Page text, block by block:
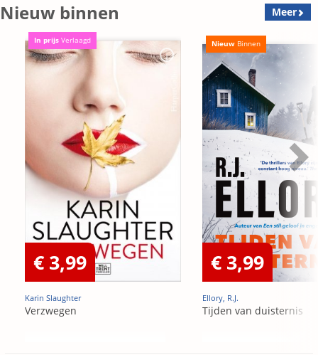
Nieuw binnen Meer
In prijs Verlaagd
€ 3,99
Karin Slaughter
Verzwegen
Nieuw Binnen
€ 3,99
Ellory, R.J.
Tijden van duisternis